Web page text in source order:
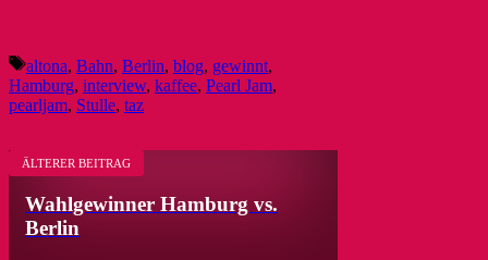
Schlagwörter
altona, Bahn, Berlin, blog, gewinnt,
Hamburg, interview, kaffee, Pearl Jam,
pearljam, Stulle, taz
ÄLTERER BEITRAG
Wahlgewinner Hamburg vs.
Berlin